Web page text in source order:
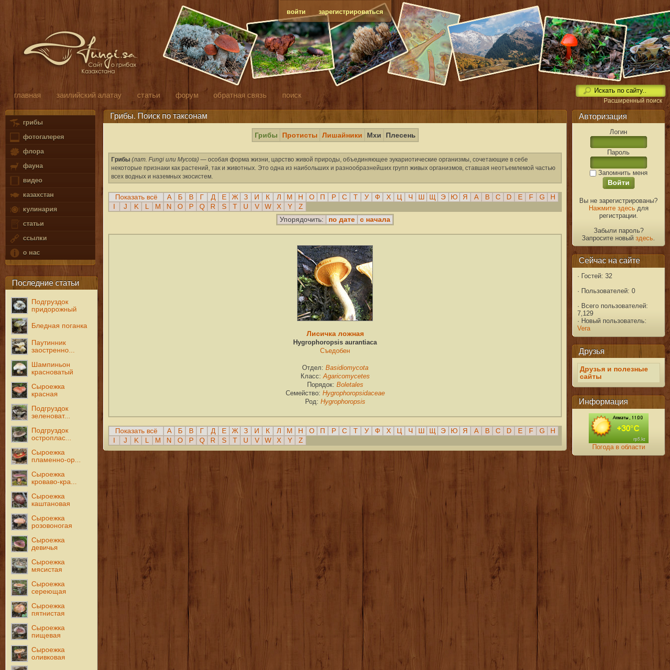
войти зарегистрироваться
главная заилийский алатау статьи форум обратная связь поиск
Расширенный поиск
грибы
фотогалерея
флора
фауна
видео
казахстан
кулинария
статьи
ссылки
о нас
Последние статьи
Подгруздок
придорожный
Бледная поганка
Паутинник
заостренно...
Шампиньон
красноватый
Сыроежка
красная
Подгруздок
зеленоват...
Подгруздок
остроплас...
Сыроежка
пламенно-ор...
Сыроежка
кроваво-кра...
Сыроежка
каштановая
Сыроежка
розовоногая
Сыроежка
девичья
Сыроежка
мясистая
Сыроежка
сереющая
Сыроежка
пятнистая
Сыроежка
пищевая
Сыроежка
оливковая
Авторизация
Логин
Пароль
Запомнить меня
Вы не зарегистрированы?
Нажмите здесьдля
регистрации.
Забыли пароль?
Запросите новыйздесь
Сейчас на сайте
· Гостей: 32
· Пользователей: 0
· Всего пользователей:
7,129
· Новый пользователь:
Vera
Друзья
Друзья и полезные
сайты
Информация
Погода в области
Грибы. Поиск по таксонам
Грибы Протисты Лишайники Мхи Плесень
Грибы (лат. Fungi или Mycota) — особая форма жизни, царство живой природы, объединяющее эукариотические организмы, сочетающие в себе
некоторые признаки как растений, так и животных. Это одна из наибольших и разнообразнейших групп живых организмов, ставшая неотъемлемой частью
всех водных и наземных экосистем.
Показать всё А Б В Г Д Е Ж З И К Л М Н О П Р С Т У Ф Х Ч Э Ю Я A B C D E F G
H
J K M N O P Q R S T U V W X Y
Z
Упорядочить:
по дате с начала
Лисичка ложная
Hygrophoropsis aurantiaca
Съедобен
Отдел: Basidiomycota
Класс: Agaricomycetes
Порядок: Boletales
Семейство: Hygrophoropsidaceae
Род: Hygrophoropsis
Показать всё А Б В Г Д Е Ж З И К Л М Н О П Р С Т У Ф Х Ч Э Ю Я A B C D E F G
H
J K M N O P Q R S T U V W X Y Z